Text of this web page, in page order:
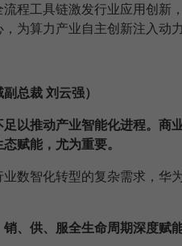
流程工具链激发行业应用创
为算力产业自主创新注入动力
总裁 刘云强）
以推动产业智能化进程。商
赋能，尤为重要。
数智化转型的复杂需求，华
、供、服全生命周期深度赋能